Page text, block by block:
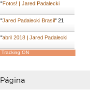
Fotos! | Jared Padalecki
Jared Padalecki Brasil" 21
abril 2018 | Jared Padalecki
Tracking ON